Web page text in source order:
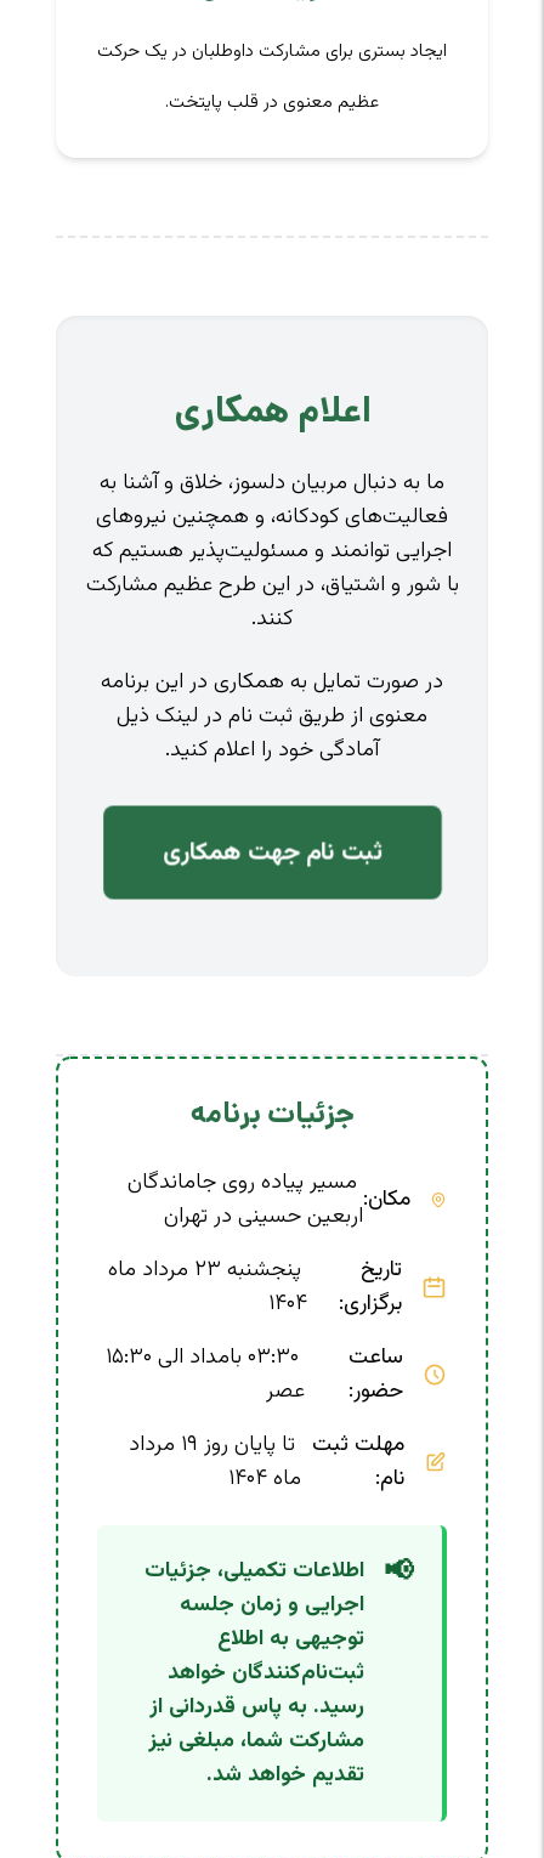
ایجاد بستری برای مشارکت داوطلبان در یک حرکت
عظیم معنوی در قلب پایتخت.
اعلام همکاری
ما به دنبال مربیان دلسوز، خلاق و آشنا به
فعالیت‌های کودکانه، و همچنین نیروهای
اجرایی توانمند و مسئولیت‌پذیر هستیم که
با شور و اشتیاق، در این طرح عظیم مشارکت
کنند.
در صورت تمایل به همکاری در این برنامه
معنوی از طریق ثبت نام در لینک ذیل
آمادگی خود را اعلام کنید.
ثبت نام جهت همکاری
جزئیات برنامه
مکان: مسیر پیاده روی جاماندگان
اربعین حسینی در تهران
تاریخ
برگزاری:
پنجشنبه ۲۳ مرداد ماه
۱۴۰۴
ساعت
حضور:
۰۳:۳۰ بامداد الی ۱۵:۳۰
عصر
مهلت ثبت
نام:
تا پایان روز ۱۹ مرداد
ماه ۱۴۰۴
📢
اطلاعات تکمیلی، جزئیات
اجرایی و زمان جلسه
توجیهی به اطلاع
ثبت‌نام‌کنندگان خواهد
رسید. به پاس قدردانی از
مشارکت شما، مبلغی نیز
تقدیم خواهد شد.